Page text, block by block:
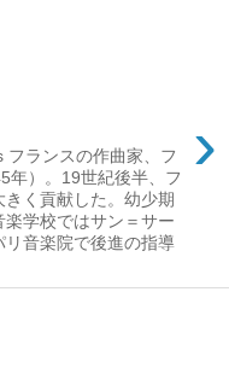
›
ランスの作曲家、フ
年）。19世紀後半、フ
く貢献した。幼少期
学校ではサン＝サー
リ音楽院で後進の指導